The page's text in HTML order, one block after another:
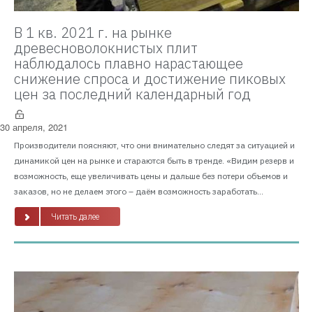
В 1 кв. 2021 г. на рынке
древесноволокнистых плит
наблюдалось плавно нарастающее
снижение спроса и достижение пиковых
цен за последний календарный год
30 апреля, 2021
Производители поясняют, что они внимательно следят за ситуацией и
динамикой цен на рынке и стараются быть в тренде. «Видим резерв и
возможность, еще увеличивать цены и дальше без потери объемов и
заказов, но не делаем этого – даём возможность заработать...
Читать далее